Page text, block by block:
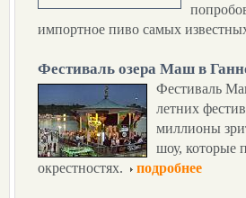
импортное пиво самых
Фестиваль озера Маш в
Фестиваль
летних
миллионы
шоу, которые
окрестностях.
подробнее